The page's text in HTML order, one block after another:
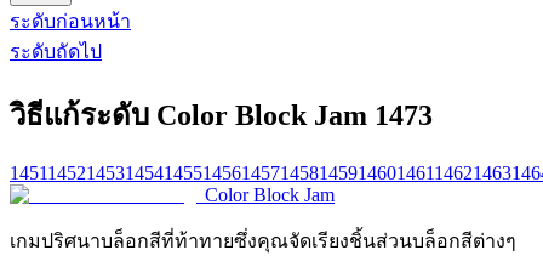
ระดับก่อนหน้า
ระดับถัดไป
วิธีแก้ระดับ Color Block Jam 1473
1451145214531454145514561457145814591460146114621463
Color Block Jam
เกมปริศนาบล็อกสีที่ท้าทายซึ่งคุณจัดเรียงชิ้นส่วนบล็อกสีต่างๆ